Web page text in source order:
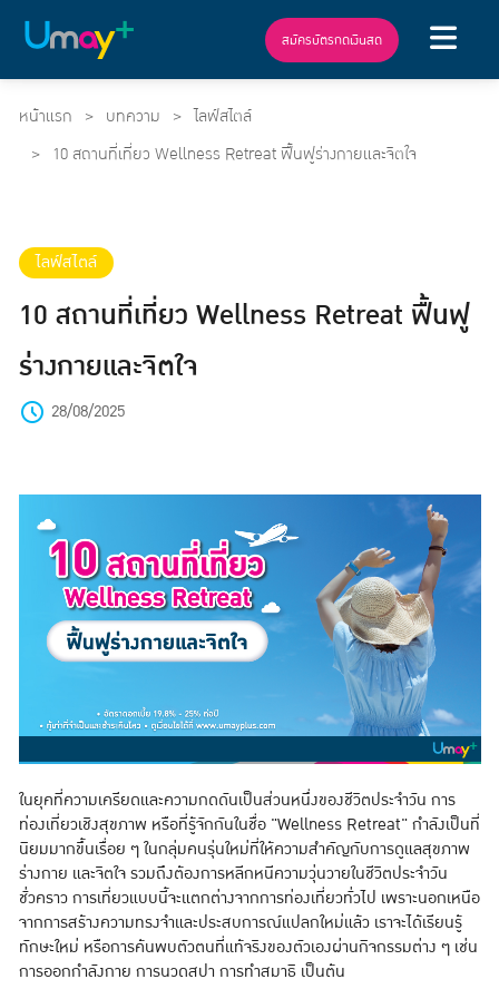
สมัครบัตรกดเงินสด
หน้าแรก บทความ
ไลฟ์สไตล์
10 สถานที่เที่ยว Wellness Retreat ฟื้นฟูร่างกายและจิตใจ
ไลฟ์สไตล์
10 สถานที่เที่ยว Wellness Retreat ฟื้นฟู
ร่างกายและจิตใจ
28/08/2025
ในยุคที่ความเครียดและความกดดันเป็นส่วนหนึ่งของชีวิตประจำวัน การ
ท่องเที่ยวเชิงสุขภาพ หรือที่รู้จักกันในชื่อ "Wellness Retreat" กำลังเป็นที่
นิยมมากขึ้นเรื่อย ๆ ในกลุ่มคนรุ่นใหม่ที่ให้ความสำคัญกับการดูแลสุขภาพ
ร่างกาย และจิตใจ รวมถึงต้องการหลีกหนีความวุ่นวายในชีวิตประจำวัน
ชั่วคราว การเที่ยวแบบนี้จะแตกต่างจากการท่องเที่ยวทั่วไป เพราะนอกเหนือ
จากการสร้างความทรงจำและประสบการณ์แปลกใหม่แล้ว เราจะได้เรียนรู้
ทักษะใหม่ หรือการค้นพบตัวตนที่แท้จริงของตัวเองผ่านกิจกรรมต่าง ๆ เช่น
การออกกำลังกาย การนวดสปา การทำสมาธิ เป็นต้น